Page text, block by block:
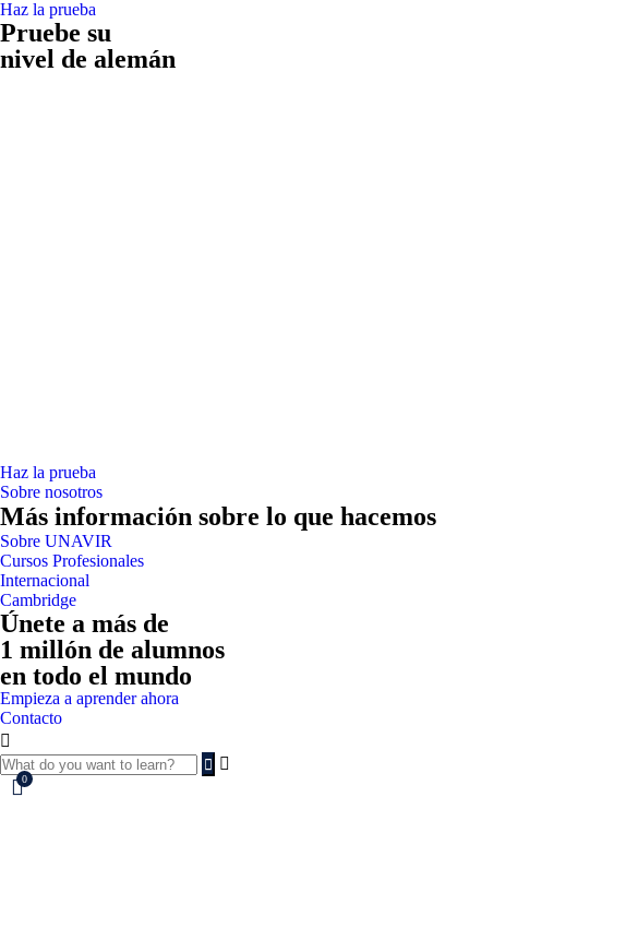
Haz la prueba
Pruebe su
nivel de alemán
Haz la prueba
Sobre nosotros
Más información sobre lo que hacemos
Sobre UNAVIR
Cursos Profesionales
Internacional
Cambridge
Únete a más de
1 millón de alumnos
en todo el mundo
Empieza a aprender ahora
Contacto
0